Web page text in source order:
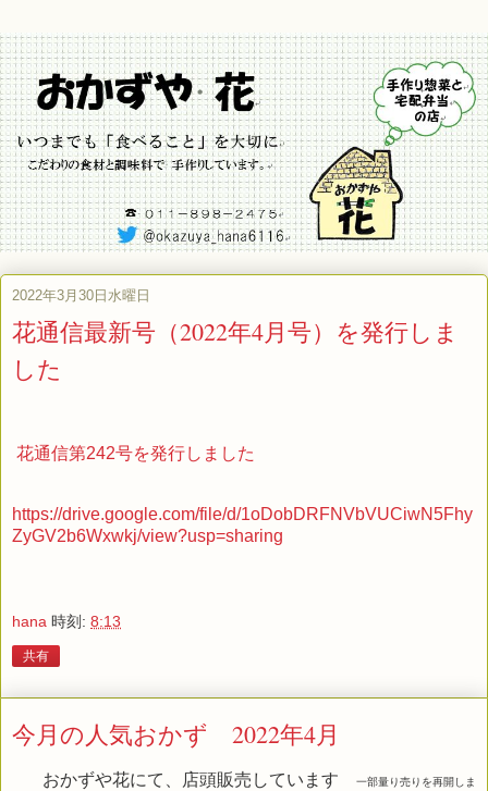
2022年3月30日水曜日
花通信最新号（2022年4月号）を発行しま
した
花通信第242号を発行しました
https://drive.google.com/file/d/1oDobDRFNVbVUCiwN5Fhy
ZyGV2b6Wxwkj/view?usp=sharing
hana 時刻: 8:13
共有
今月の人気おかず 2022年4月
おかずや花にて、店頭販売しています
一部量り売りを再開しま